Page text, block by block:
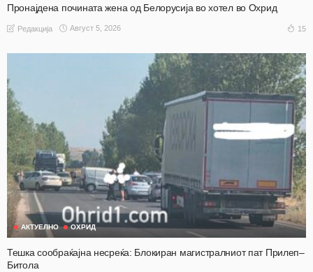
Пронајдена почината жена од Белорусија во хотел во Охрид
Редакција Август 5, 2026 15
АКТУЕЛНО ОХРИД
Тешка сообраќајна несреќа: Блокиран магистралниот пат Прилеп–
Битола